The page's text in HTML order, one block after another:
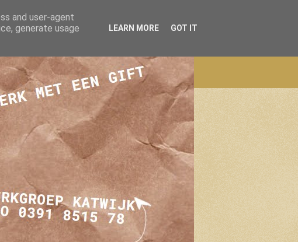
and user-agent
generate usage
LEARN MORE GOT IT